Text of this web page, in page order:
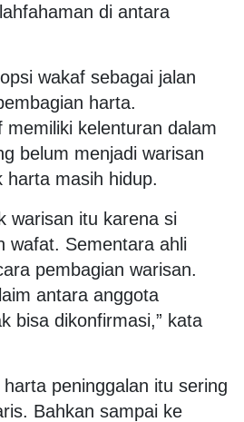
di antara
wakaf sebagai jalan
harta.
memiliki kelenturan dalam
belum menjadi warisan
harta masih hidup.
warisan itu karena si
wafat. Sementara ahli
pembagian warisan.
antara anggota
bisa dikonfirmasi,” kata
peninggalan itu sering
Bahkan sampai ke